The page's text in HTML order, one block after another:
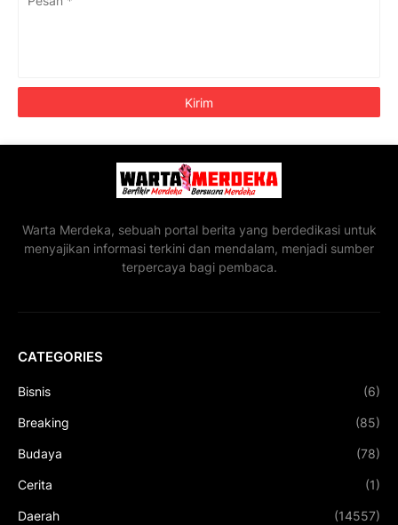
Warta Merdeka, sebuah portal berita yang berdedikasi untuk
menyajikan informasi terkini dan mendalam, menjadi sumber
terpercaya bagi pembaca.
CATEGORIES
Bisnis (6)
Breaking (85)
Budaya (78)
Cerita (1)
Daerah (14557)